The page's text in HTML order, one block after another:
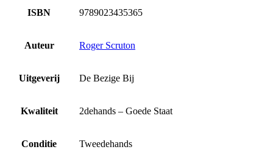
ISBN 9789023435365
Auteur Roger Scruton
Uitgeverij De Bezige Bij
Kwaliteit 2dehands – Goede Staat
Conditie Tweedehands